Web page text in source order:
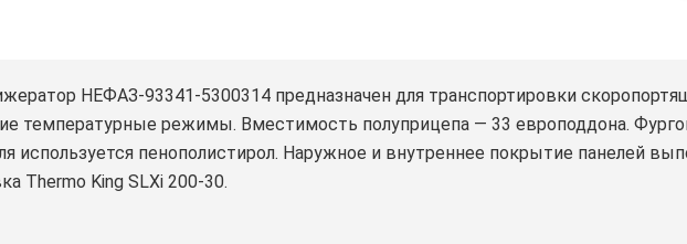
НЕФАЗ-93341-5300314 предназначен для транспортировки
температурные режимы. Вместимость полуприцепа — 33 европоддона.
используется пенополистирол. Наружное и внутреннее покрытие панелей
Thermo King SLXi 200-30.